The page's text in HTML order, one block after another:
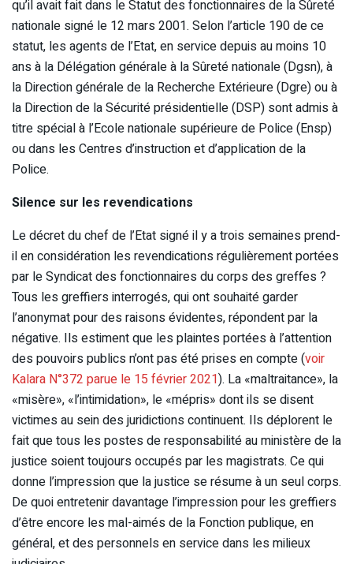
qu’il avait fait dans le Statut des fonctionnaires de la Sûreté
nationale signé le 12 mars 2001. Selon l’article 190 de ce
statut, les agents de l’Etat, en service depuis au moins 10
ans à la Délégation générale à la Sûreté nationale (Dgsn), à
la Direction générale de la Recherche Extérieure (Dgre) ou à
la Direction de la Sécurité présidentielle (DSP) sont admis à
titre spécial à l’Ecole nationale supérieure de Police (Ensp)
ou dans les Centres d’instruction et d’application de la
Police.
Silence sur les revendications
Le décret du chef de l’Etat signé il y a trois semaines prend-
il en considération les revendications régulièrement portées
par le Syndicat des fonctionnaires du corps des greffes ?
Tous les greffiers interrogés, qui ont souhaité garder
l’anonymat pour des raisons évidentes, répondent par la
négative. Ils estiment que les plaintes portées à l’attention
des pouvoirs publics n’ont pas été prises en compte (voir
Kalara N°372 parue le 15 février 2021). La «maltraitance», la
«misère», «l’intimidation», le «mépris» dont ils se disent
victimes au sein des juridictions continuent. Ils déplorent le
fait que tous les postes de responsabilité au ministère de la
justice soient toujours occupés par les magistrats. Ce qui
donne l’impression que la justice se résume à un seul corps.
De quoi entretenir davantage l’impression pour les greffiers
d’être encore les mal-aimés de la Fonction publique, en
général, et des personnels en service dans les milieux